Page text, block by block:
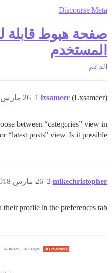
Discourse Meta
صفحة هبوط قابلة
المستخدم
الدعم
lxsameer (Lxsameer) 26 مارس 2018، 10:57ص 1
between “categories” view in
“latest posts” view. Is it possible ?
mikechristopher 26 مارس 2018، 11:14ص 2
profile in the preferences tab: